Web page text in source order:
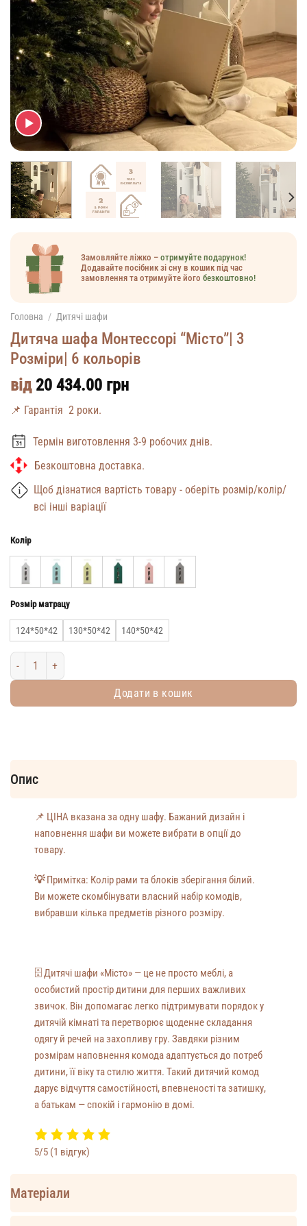
Замовляйте ліжко – отримуйте подарунок!
Додавайте посібник зі сну в кошик під час
замовлення та отримуйте його безкоштовно!
Головна / Дитячі шафи
Дитяча шафа Монтессорі “Місто”| 3
Розміри| 6 кольорів
від 20 434.00 грн
📌 Гарантія 2 роки.
Термін виготовлення 3-9 робочих днів.
Безкоштовна доставка.
Щоб дізнатися вартість товару - оберіть розмір/колір/
всі інші варіації
Колір
Розмір матрацу
124*50*42 130*50*42 140*50*42
Дитяча шафа Монтессорі "Місто"| 3 Розміри| 6 кольорів кількість
Додати в кошик
Опис
📌 ЦІНА вказана за одну шафу. Бажаний дизайн і
наповнення шафи ви можете вибрати в опції до
товару.
💡Примітка: Колір рами та блоків зберігання білий.
Ви можете скомбінувати власний набір комодів,
вибравши кілька предметів різного розміру.
🗄️ Дитячі шафи «Місто» — це не просто меблі, а
особистий простір дитини для перших важливих
звичок. Він допомагає легко підтримувати порядок у
дитячій кімнаті та перетворює щоденне складання
одягу й речей на захопливу гру. Завдяки різним
розмірам наповнення комода адаптується до потреб
дитини, її віку та стилю життя. Такий дитячий комод
дарує відчуття самостійності, впевненості та затишку,
а батькам — спокій і гармонію в домі.
5/5 (1 відгук)
Матеріали